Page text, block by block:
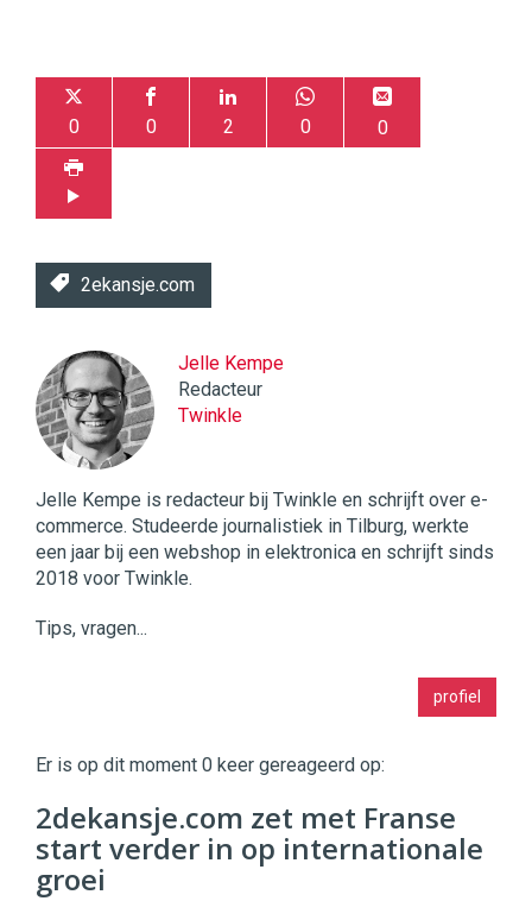
0 0 2 0 0
2ekansje.com
Jelle Kempe
Redacteur
Twinkle
Jelle Kempe is redacteur bij Twinkle en schrijft over e-
commerce. Studeerde journalistiek in Tilburg, werkte
een jaar bij een webshop in elektronica en schrijft sinds
2018 voor Twinkle.
Tips, vragen...
profiel
Commerce https://twinklemagazine.nl
9654
Er is op dit moment 0 keer gereageerd op:
2dekansje.com zet met Franse
start verder in op internationale
groei